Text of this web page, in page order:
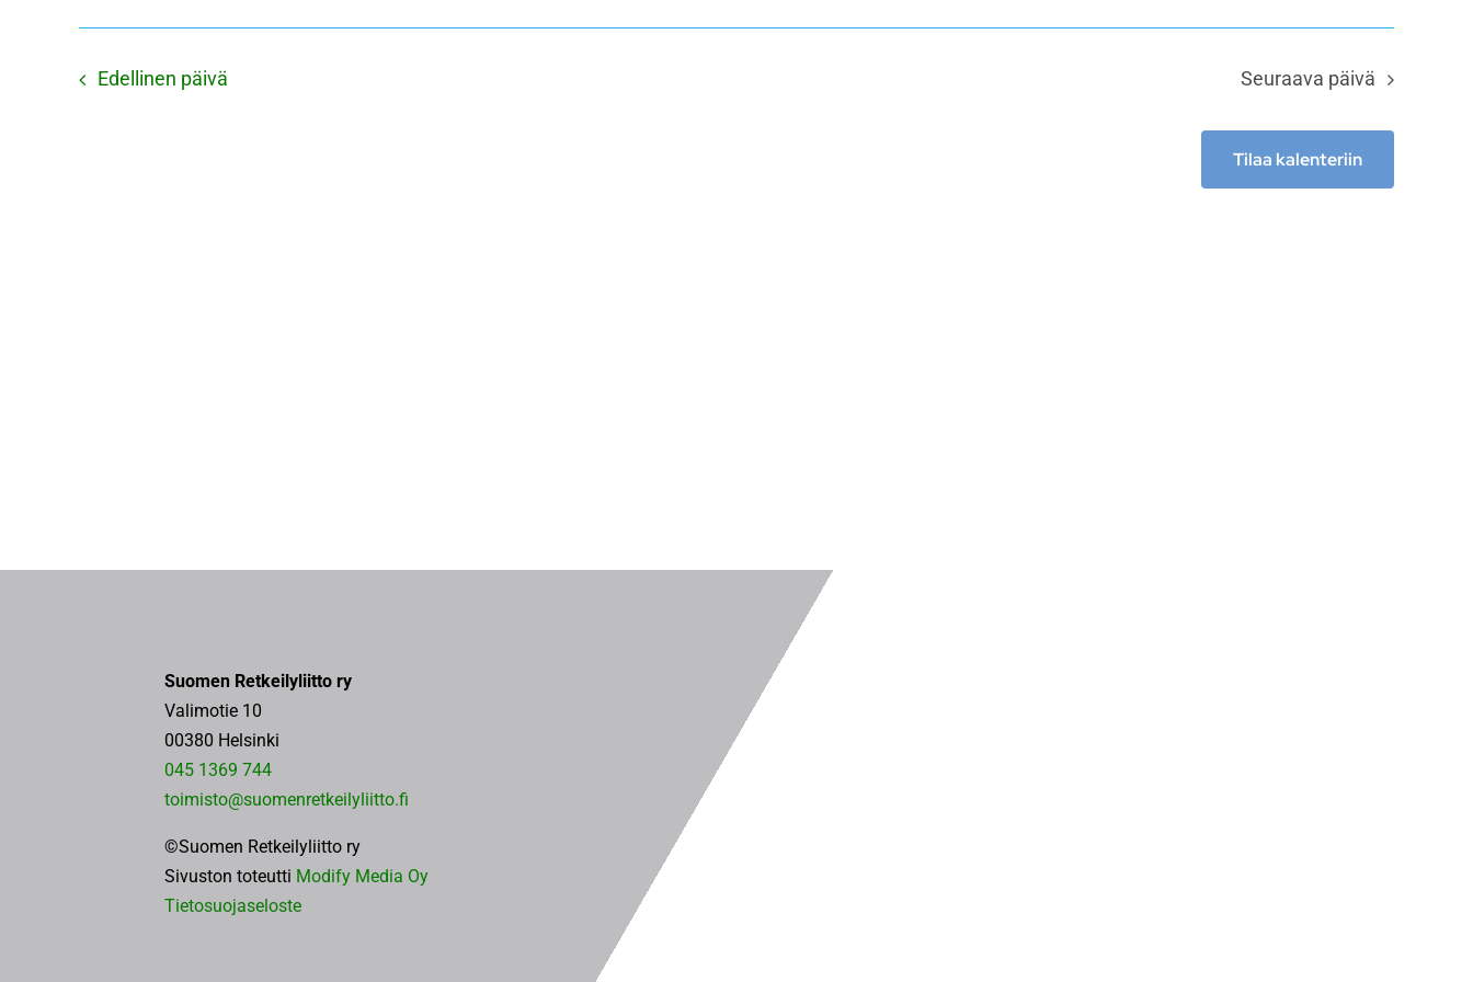
navigointi
Edellinen päivä Seuraava päivä
Tilaa kalenteriin
Suomen Retkeilyliitto ry
Valimotie 10
00380 Helsinki
045 1369 744
toimisto@suomenretkeilyliitto.fi
©Suomen Retkeilyliitto ry
Sivuston toteutti Modify Media Oy
Tietosuojaseloste